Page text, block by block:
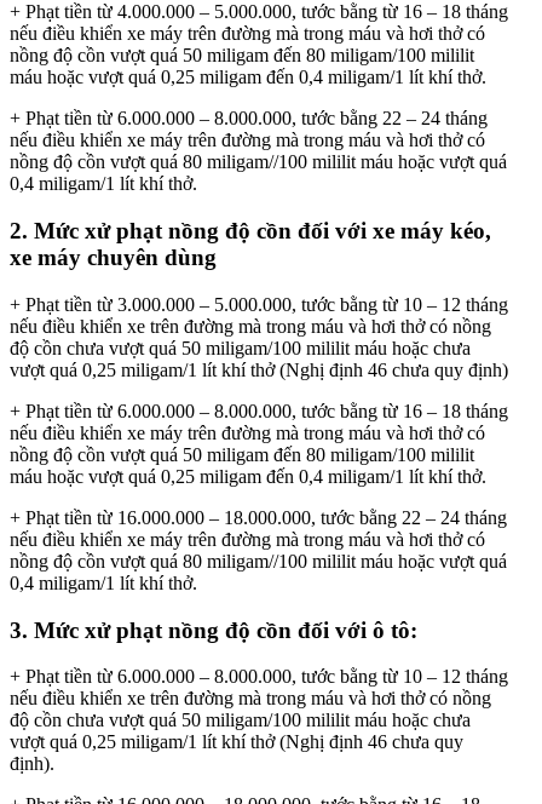
+ Phạt tiền từ 4.000.000 – 5.000.000, tước bằng từ 16 – 18 tháng
nếu điều khiển xe máy trên đường mà trong máu và hơi thở có
nồng độ cồn vượt quá 50 miligam đến 80 miligam/100 mililit
máu hoặc vượt quá 0,25 miligam đến 0,4 miligam/1 lít khí thở.
+ Phạt tiền từ 6.000.000 – 8.000.000, tước bằng 22 – 24 tháng
nếu điều khiển xe máy trên đường mà trong máu và hơi thở có
nồng độ cồn vượt quá 80 miligam//100 mililit máu hoặc vượt quá
0,4 miligam/1 lít khí thở.
2. Mức xử phạt nồng độ cồn đối với xe máy kéo,
xe máy chuyên dùng
+ Phạt tiền từ 3.000.000 – 5.000.000, tước bằng từ 10 – 12 tháng
nếu điều khiển xe trên đường mà trong máu và hơi thở có nồng
độ cồn chưa vượt quá 50 miligam/100 mililit máu hoặc chưa
vượt quá 0,25 miligam/1 lít khí thở (Nghị định 46 chưa quy định)
+ Phạt tiền từ 6.000.000 – 8.000.000, tước bằng từ 16 – 18 tháng
nếu điều khiển xe máy trên đường mà trong máu và hơi thở có
nồng độ cồn vượt quá 50 miligam đến 80 miligam/100 mililit
máu hoặc vượt quá 0,25 miligam đến 0,4 miligam/1 lít khí thở.
+ Phạt tiền từ 16.000.000 – 18.000.000, tước bằng 22 – 24 tháng
nếu điều khiển xe máy trên đường mà trong máu và hơi thở có
nồng độ cồn vượt quá 80 miligam//100 mililit máu hoặc vượt quá
0,4 miligam/1 lít khí thở.
3. Mức xử phạt nồng độ cồn đối với ô tô:
+ Phạt tiền từ 6.000.000 – 8.000.000, tước bằng từ 10 – 12 tháng
nếu điều khiển xe trên đường mà trong máu và hơi thở có nồng
độ cồn chưa vượt quá 50 miligam/100 mililit máu hoặc chưa
vượt quá 0,25 miligam/1 lít khí thở (Nghị định 46 chưa quy
định).